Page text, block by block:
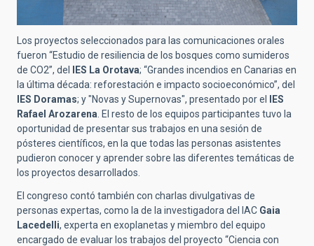
Los proyectos seleccionados para las comunicaciones orales
fueron “Estudio de resiliencia de los bosques como sumideros
de CO2”, del
IES La Orotava; “Grandes incendios en Canarias en
la última década: reforestación e impacto socioeconómico”, del
IES Doramas; y "Novas y Supernovas", presentado por el
IES
Rafael Arozarena . El resto de los equipos participantes tuvo la
oportunidad de presentar sus trabajos en una sesión de
pósteres científicos, en la que todas las personas asistentes
pudieron conocer y aprender sobre las diferentes temáticas de
los proyectos desarrollados.
El congreso contó también con charlas divulgativas de
personas expertas, como la de la investigadora del IAC Gaia
Lacedelli, experta en exoplanetas y miembro del equipo
encargado de evaluar los trabajos del proyecto “Ciencia con